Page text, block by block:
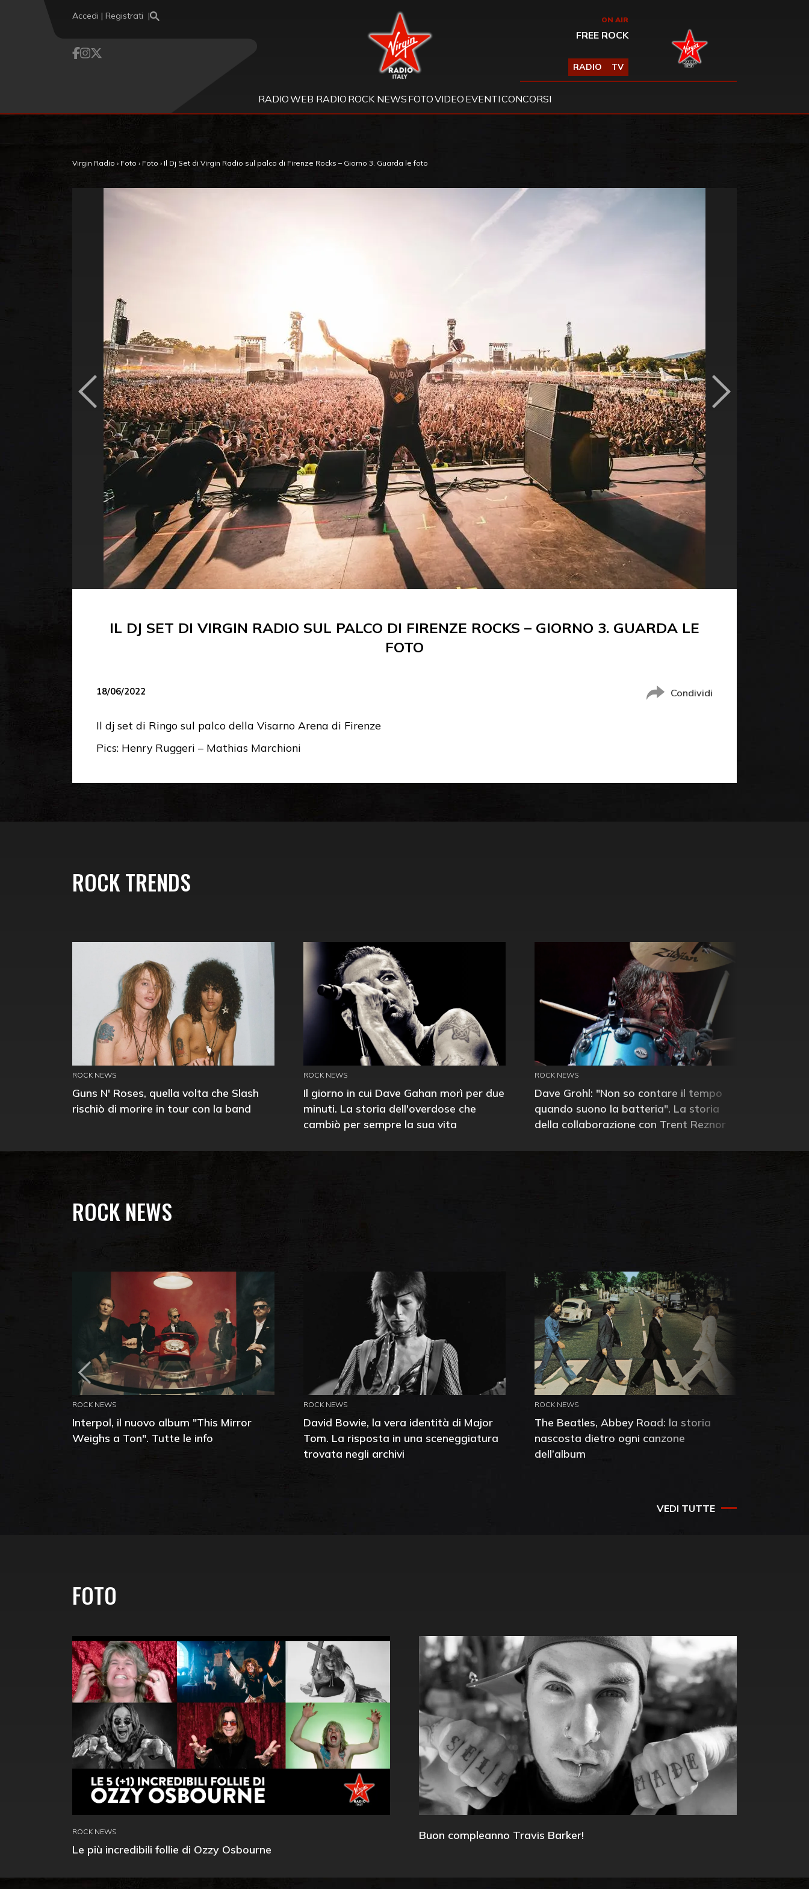
Accedi | Registrati Virgin Radio ON AIR
FREE ROCK
RADIO TV
RADIOWEB RADIO ROCK NEWS FOTOVIDEO EVENTICONCORSI
Virgin Radio › Foto › Foto › Il Dj Set di Virgin Radio sul palco di Firenze Rocks – Giorno 3. Guarda le foto
IL DJ SET DI VIRGIN RADIO SUL PALCO DI FIRENZE ROCKS – GIORNO 3. GUARDA LE
FOTO
18/06/2022 Condividi
Il dj set di Ringo sul palco della Visarno Arena di Firenze
Pics: Henry Ruggeri – Mathias Marchioni
ROCK TRENDS
ROCK NEWS
Guns N' Roses, quella volta che Slash
rischiò di morire in tour con la band
ROCK NEWS
Il giorno in cui Dave Gahan morì per due
minuti. La storia dell'overdose che
cambiò per sempre la sua vita
ROCK NEWS
Dave Grohl: "Non so contare il tempo
quando suono la batteria". La storia
della collaborazione con Trent Reznor
ROCK NEWS
ROCK NEWS
Interpol, il nuovo album "This Mirror
Weighs a Ton". Tutte le info
ROCK NEWS
David Bowie, la vera identità di Major
Tom. La risposta in una sceneggiatura
trovata negli archivi
ROCK NEWS
The Beatles, Abbey Road: la storia
nascosta dietro ogni canzone
dell’album
VEDI TUTTE
FOTO
ROCK NEWS
Le più incredibili follie di Ozzy Osbourne
Buon compleanno Travis Barker!